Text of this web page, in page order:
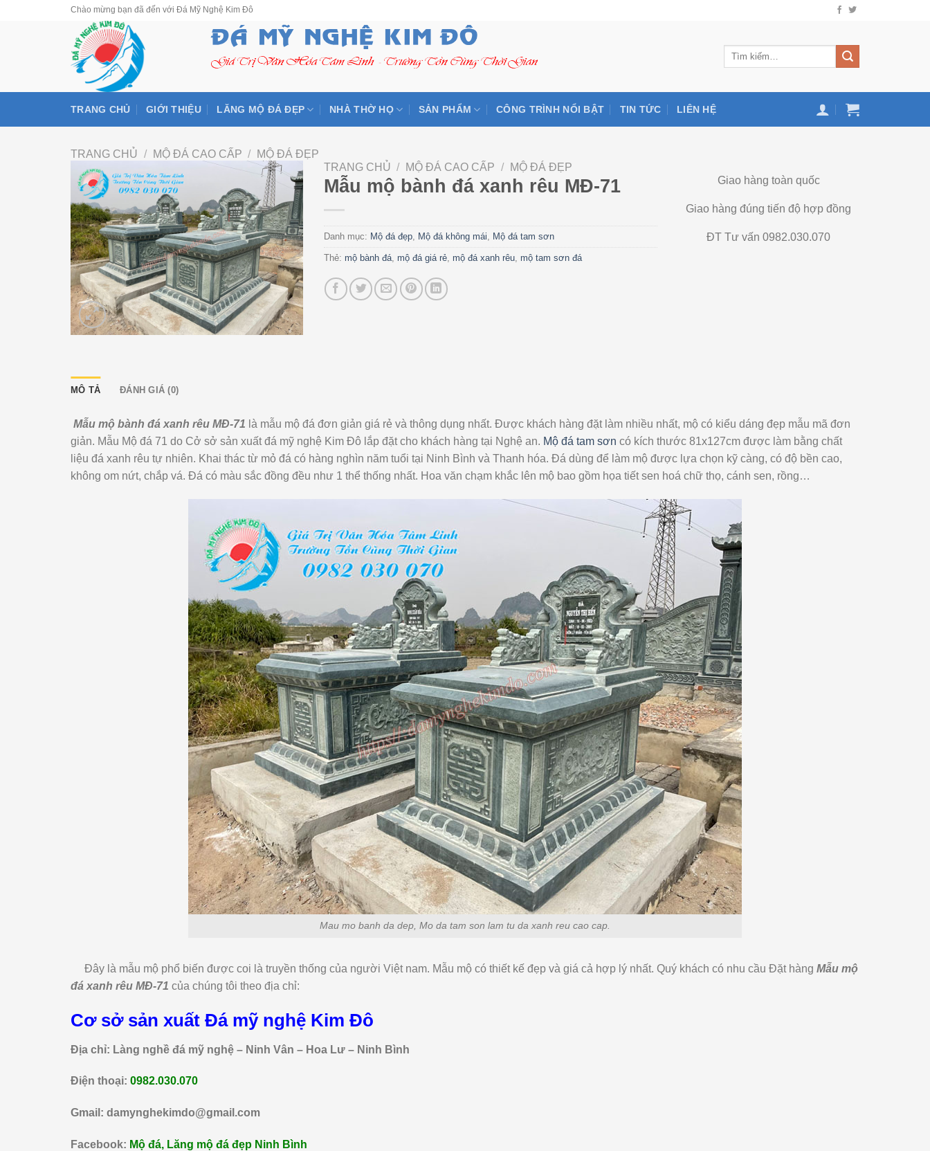
Chào mừng bạn đã đến với Đá Mỹ Nghệ Kim Đô
TRANG CHỦ GIỚI THIỆU LĂNG MỘ ĐÁ ĐẸP NHÀ THỜ HỌ SẢN PHẨM CÔNG TRÌNH NỔI BẬT TIN TỨC LIÊN HỆ
TRANG CHỦ / MỘ ĐÁ CAO CẤP /
MỘ ĐÁ ĐẸP
TRANG CHỦ / MỘ ĐÁ CAO CẤP / MỘ ĐÁ ĐẸP
Mẫu mộ bành đá xanh rêu MĐ-71
Danh mục: Mộ đá đẹp, Mộ đá không mái Mộ đá tam sơn
Thẻ: mộ bành đá, mộ đá giá rẻ, mộ đá xanh rêu, mộ tam sơn đá
Giao hàng toàn quốc
Giao hàng đúng tiến độ hợp đồng
ĐT Tư vấn 0982.030.070
MÔ TẢ ĐÁNH GIÁ (0)
Mẫu mộ bành đá xanh rêu MĐ-71 là mẫu mộ đá đơn giản giá rẻ và thông dụng nhất. Được khách hàng đặt làm nhiều nhất, mộ có kiểu dáng đẹp mẫu mã đơn
giản. Mẫu Mộ đá 71 do Cở sở sản xuất đá mỹ nghệ Kim Đô lắp đặt cho khách hàng tại Nghệ an. Mộ đá tam sơn có kích thước 81x127cm được làm bằng chất
liệu đá xanh rêu tự nhiên. Khai thác từ mỏ đá có hàng nghìn năm tuổi tại Ninh Bình và Thanh hóa. Đá dùng để làm mộ được lựa chọn kỹ càng, có độ bền cao,
không om nứt, chắp vá. Đá có màu sắc đồng đều như 1 thể thống nhất. Hoa văn chạm khắc lên mộ bao gồm họa tiết sen hoá chữ thọ, cánh sen, rồng…
Mau mo banh da dep, Mo da tam son lam tu da xanh reu cao cap.
Đây là mẫu mộ phổ biến được coi là truyền thống của người Việt nam. Mẫu mộ có thiết kế đẹp và giá cả hợp lý nhất. Quý khách có nhu cầu Đặt hàng Mẫu mộ
đá xanh rêu MĐ-71 của chúng tôi theo địa chỉ:
Cơ sở sản xuất Đá mỹ nghệ Kim Đô
Địa chỉ: Làng nghề đá mỹ nghệ – Ninh Vân – Hoa Lư – Ninh Bình
Điện thoại: 0982.030.070
Gmail: damynghekimdo@gmail.com
Facebook: Mộ đá, Lăng mộ đá đẹp Ninh Bình